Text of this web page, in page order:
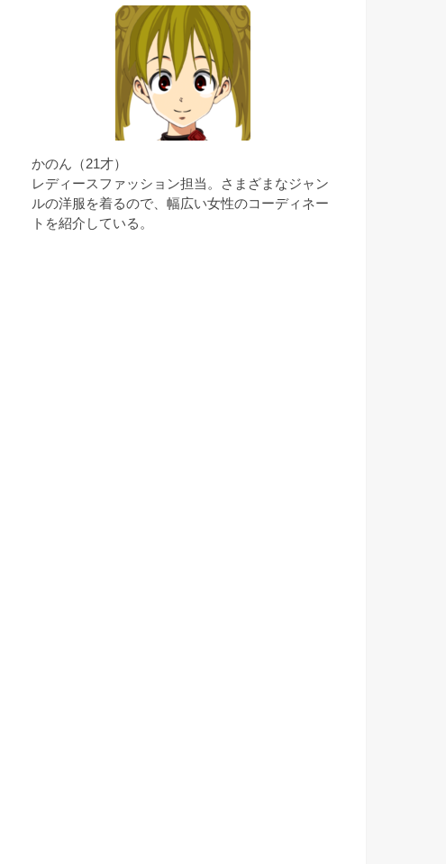
かのん（21才）
レディースファッション担当。さまざまなジャン
ルの洋服を着るので、幅広い女性のコーディネー
トを紹介している。